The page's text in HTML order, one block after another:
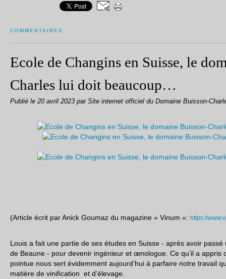
COMMENTAIRES
Ecole de Changins en Suisse, le
Charles lui doit beaucoup…
Publié le 20 avril 2023 par Site internet officiel du Domaine Buisson-
(Article écrit par Anick Goumaz du magazine « Vinum »: https://
Louis a fait une partie de ses études en Suisse - après avoir
de Beaune - pour devenir ingénieur et œnologue. Ce qu’il a appris
pointue nous sert évidemment aujourd’hui à parfaire notre travail
matière de vinification et d’élevage.